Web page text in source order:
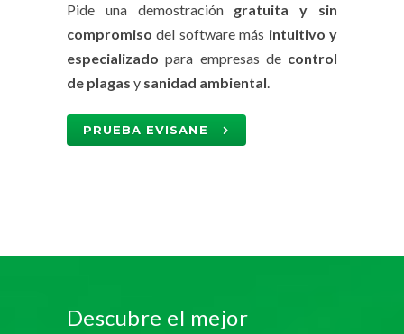
Pide una demostración gratuita y sin
compromiso del software más intuitivo y
especializado para empresas de control
de plagas y sanidad ambiental.
PRUEBA EVISANE
Descubre el mejor